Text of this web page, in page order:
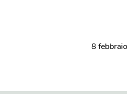
8